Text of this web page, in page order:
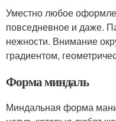
Уместно любое
повседневное и даже.
нежности. Внимание
градиентом,
Форма миндаль
Миндальная форма